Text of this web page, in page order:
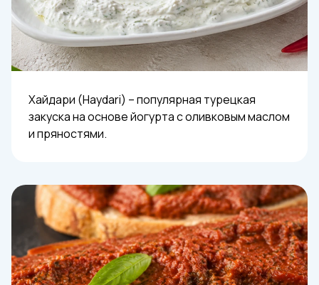
Хайдари (Haydari) – популярная турецкая
закуска на основе йогурта с оливковым маслом
и пряностями.